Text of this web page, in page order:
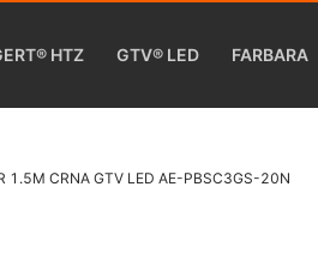
HTZ GTV® LED FARBARA
1.5M CRNA GTV LED AE-PBSC3GS-20N